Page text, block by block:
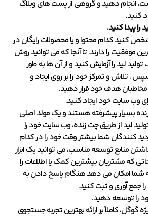
انجام دهید و گروهی از پست های وبلاگ
کنید.
را پیدا کنید.
کنید کدام محتوا و یا محصولات رایگان در
موفقیت را دارند. تا آنجا که می توانید روش
لید را آزمایش کنید و از آن ها به طور
، تلاش و تمرکز خود را بر روی ایجاد و
هدف خود قرار دهید.
وب سایت خود ایجاد کنید.
بسیار پیشرفته هستند و یک مولد اصلی
لید از طریق چت زنده، وب سایت خود را
کنندگان شما بیشتر وقت خود را در کدام
منابع توسعه مناسب، می توانید یک ابزار
که مشتریان بیشترین کمک یا اطلاعات را
شما امکان می دهد هنگام پاسخ دادن به
را جمع آوری و ثبت کنید.
را توسعه دهید.
گوگل، کاملاً بر ارائه بهترین تجربه جستجوی